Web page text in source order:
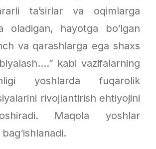
ta’sirlar va oqimlarga
oladigan, hayotga bo‘lgan
va qarashlarga ega shaxs
kabi vazifalarning
yoshlarda fuqarolik
rivojlantirish ehtiyojini
Maqola yoshlar